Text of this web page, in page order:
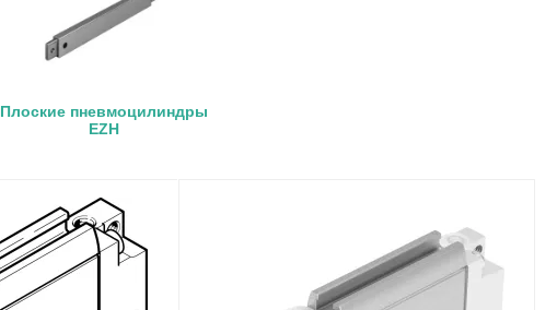
Плоские пневмоцилиндры
EZH